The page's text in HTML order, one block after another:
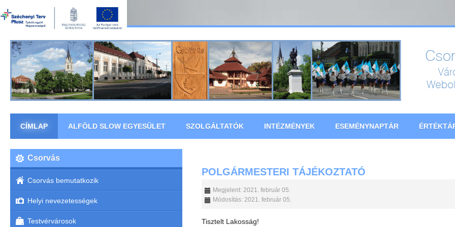
CÍMLAP ALFÖLD SLOW EGYESÜLET SZOLGÁLTATÓK INTÉZMÉNYEK ESEMÉNYNAPTÁR
POLGÁRMESTERI TÁJÉKOZTATÓ
Megjelent: 2021. február 05.
Módosítás: 2021. február 05.
Tisztelt Lakosság!
Csorvás
Csorvás bemutatkozik
Helyi nevezetességek
Testvérvárosok